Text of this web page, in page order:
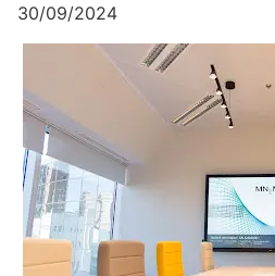
30/09/2024